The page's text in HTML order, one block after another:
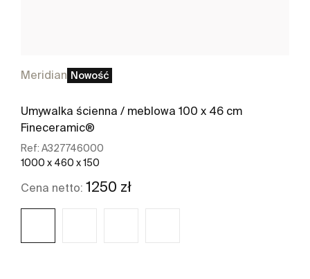
Meridian Nowość
Umywalka ścienna / meblowa 100 x 46 cm
Fineceramic®
Ref: A327746000
1000 x 460 x 150
Cena netto: 1250 zł